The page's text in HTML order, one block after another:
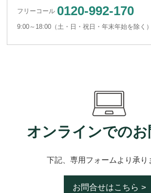
フリーコール 0120-992-170
9:00～18:00（土・日・祝日・年末年始を除く）
オンラインでのお
下記、専用フォームより承り
お問合せはこちら >